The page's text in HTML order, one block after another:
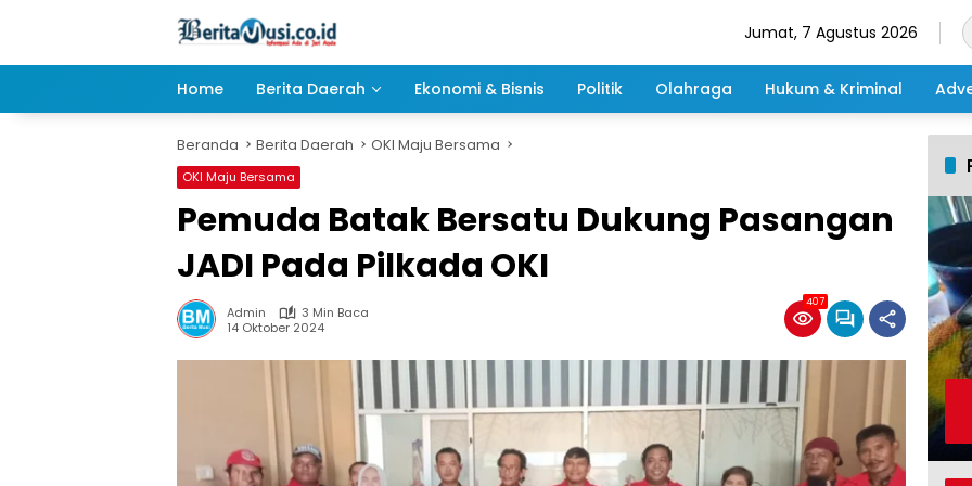
Jumat, 7 Agustus 2026
Home Berita Daerah Ekonomi & Bisnis Politik Olahraga Hukum & Kriminal
Beranda Berita Daerah OKI Maju Bersama
OKI Maju Bersama
Pemuda Batak Bersatu Dukung Pasangan
JADI Pada Pilkada OKI
Admin
3 Min Baca
14 Oktober 2024
407